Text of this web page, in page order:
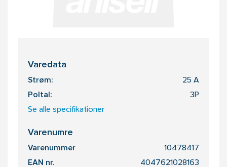
Varedata
Strøm: 25 A
Poltal: 3P
Se alle specifikationer
Varenumre
Varenummer 10478417
EAN nr. 4047621028163